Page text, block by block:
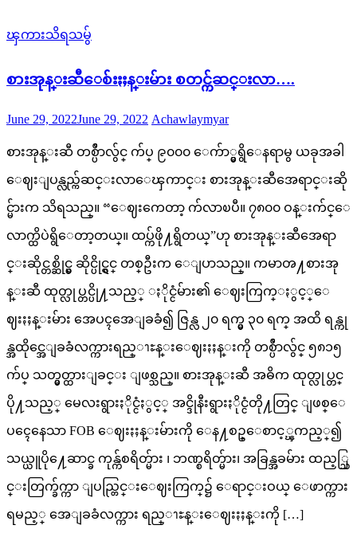
ၾကားသိရသမွ်
စားအုန္းဆီေစ်းႏႈန္းမ်ား စတင္က်ဆင္းလာ….
Posted
June 29, 2022June 29, 2022 Author
Achawlaymyar
စားအုန္းဆီ တစ္ပိႆာလွ်င္ က်ပ္ ၉၀၀၀ ေက်ာ္မွရွိေနရာမွ ယခုအခါ
ေဈးျပန္လည္က်ဆင္းလာေၾကာင္း စားအုန္းဆီအေရာင္းဆို
င္မ်ားက သိရသည္။ “ေဈးကေတာ့ က်လာၿပီ။ ၇၈၀၀ ဝန္းက်င္ေ
လာက္ထိပဲရွိေတာ့တယ္။ ထပ္က်ဖို႔ရွိတယ္”ဟု စားအုန္းဆီအေရာ
င္းဆိုင္တစ္ဆိုင္မွ ဆိုင္ပိုင္ရွင္ တစ္ဦးက ေျပာသည္။ ကမာၻ႔စားအု
န္းဆီ ထုတ္လုပ္တင္ပို႔သည့္ ႏိုင္ငံမ်ား၏ ေဈးကြက္ႏွင့္ေ
ဈးႏႈန္းမ်ား အေပၚအေျခခံ၍ ဇြန္လ ၂၀ ရက္မွ ၃၀ ရက္ အထိ ရန္ကု
န္အထိုင္အေျခခံလက္ကားရည္ၫႊန္းေဈးႏႈန္းကို တစ္ပိႆာလွ်င္ ၅၈၁၅
က်ပ္ သတ္မွတ္ထားျခင္း ျဖစ္သည္။ စားအုန္းဆီ အဓိက ထုတ္လုပ္တင္
ပို႔သည့္ မေလးရွားႏိုင္ငံႏွင့္ အင္ဒိုနီးရွားႏိုင္ငံတို႔တြင္ ျဖစ္ေ
ပၚေနေသာ FOB ေဈးႏႈန္းမ်ားကို ေန႔စဥ္ေစာင့္ၾကည့္၍
သယ္ယူပို႔ေဆာင္ခ ကုန္က်စရိတ္မ်ား ၊ ဘဏ္စရိတ္မ်ား၊ အခြန္အခမ်ား ထည့္သြ
င္းတြက္ခ်က္ကာ ျပည္တြင္းေဈးကြက္၌ ေရာင္းဝယ္ ေဖာက္ကား
ရမည့္ အေျခခံလက္ကား ရည္ၫႊန္းေဈးႏႈန္းကို […]